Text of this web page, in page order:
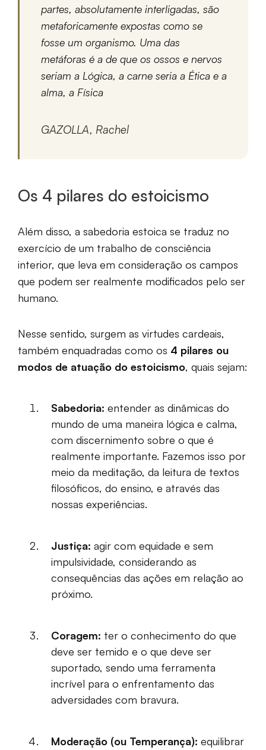
partes, absolutamente interligadas, são
metaforicamente expostas como se
fosse um organismo. Uma das
metáforas é a de que os ossos e nervos
seriam a Lógica, a carne seria a Ética e a
alma, a Física
GAZOLLA, Rachel
Os 4 pilares do estoicismo
Além disso, a sabedoria estoica se traduz no
exercício de um trabalho de consciência
interior, que leva em consideração os campos
que podem ser realmente modificados pelo ser
humano.
Nesse sentido, surgem as virtudes cardeais,
também enquadradas como os 4 pilares ou
modos de atuação do estoicismo, quais sejam:
Sabedoria: entender as dinâmicas do
mundo de uma maneira lógica e calma,
com discernimento sobre o que é
realmente importante. Fazemos isso por
meio da meditação, da leitura de textos
filosóficos, do ensino, e através das
nossas experiências.
Justiça: agir com equidade e sem
impulsividade, considerando as
consequências das ações em relação ao
próximo.
Coragem: ter o conhecimento do que
deve ser temido e o que deve ser
suportado, sendo uma ferramenta
incrível para o enfrentamento das
adversidades com bravura.
Moderação (ou Temperança): equilibrar